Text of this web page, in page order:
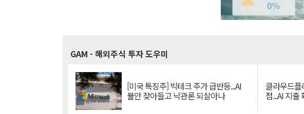
GAM - 해외주식 투자 도우미
[미국 특징주] 빅테크 주가 급반등...AI
불안 잦아들고 낙관론 되살아나
클라우드
점...AI 지출